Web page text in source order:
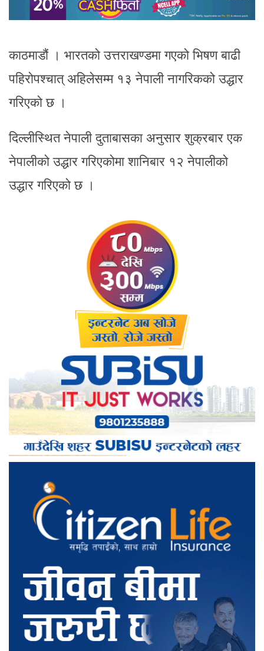
काठमाडौं । भारतको उत्तराखण्डमा गएको भिषण बाढी
पहिरोपश्चात् अहिलेसम्म १३ नेपाली नागरिकको उद्धार
गरिएको छ ।
दिल्लीस्थित नेपाली दुताबासका अनुसार शुक्रबार एक
नेपालीको उद्धार गरिएकोमा शानिबार १२ नेपालीको
उद्धार गरिएको छ ।